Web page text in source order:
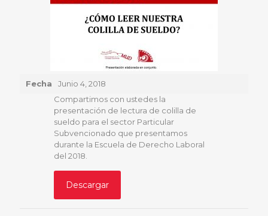
Fecha
Junio 4, 2018
Compartimos con ustedes la
presentación de lectura de colilla de
sueldo para el sector Particular
Subvencionado que presentamos
durante la Escuela de Derecho Laboral
del 2018.
Descargar